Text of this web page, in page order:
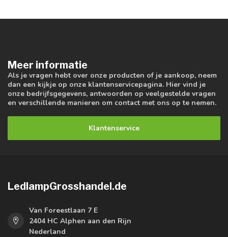
Meer informatie
Als je vragen hebt over onze producten of je aankoop, neem
dan een kijkje op onze klantenservicepagina. Hier vind je
onze bedrijfsgegevens, antwoorden op veelgestelde vragen
en verschillende manieren om contact met ons op te nemen.
Klantenservice
LedlampGrosshandel.de
Van Foreestlaan 7 E
2404 HC Alphen aan den Rijn
Nederland